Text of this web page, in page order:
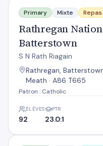
Rathregan National
Primary Mixte
Rathregan
Batterstown
S N Rath Riagain
Rathregan,
Meath · A86 T665
Patron : Catholic
ÉLÈVES
92
PTR
23.0:1
St Peters National School